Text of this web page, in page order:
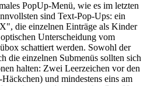
PopUp-Menü, wie es im letzten
sind Text-Pop-Ups: ein
die einzelnen Einträge als Kinder
Unterscheidung vom
schattiert werden. Sowohl der
die einzelnen Submenüs sollten sich
halten: Zwei Leerzeichen vor den
und mindestens eins am